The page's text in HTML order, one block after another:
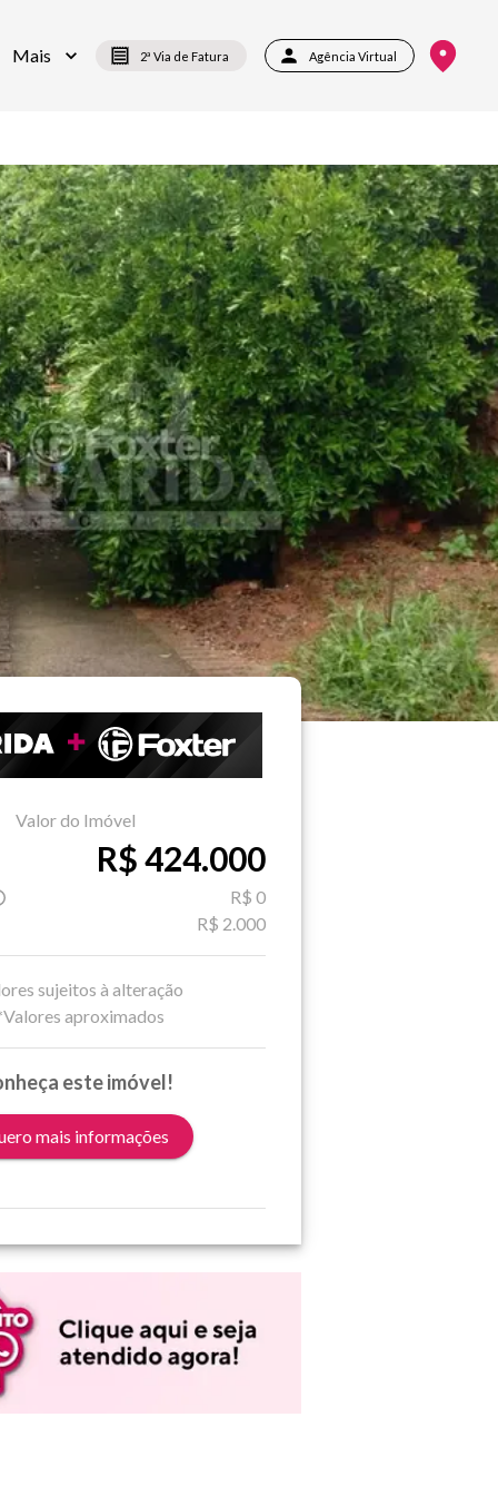
Mais 2ª Via de Fatura Agência Virtual
Valor do Imóvel
R$ 424.000
R$ 0
R$ 2.000
sujeitos à alteração
aproximados
este imóvel!
mais informações